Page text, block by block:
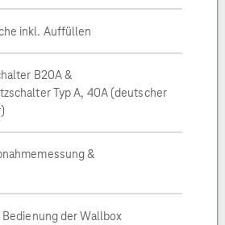
inkl. Auffüllen
B20A &
Typ A, 40A (deutscher
&
der Wallbox